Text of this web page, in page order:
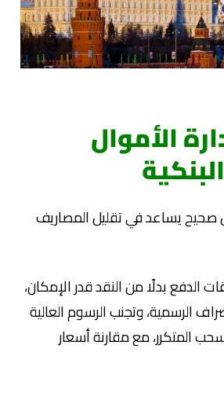
الأموال
صحيح يساعد في تقليل المصاريف
الدفع بدلًا من النقد قدر الإمكان،
الرسمية، وتجنب الرسوم العالية
المتكرر، مع مقارنة أسعار